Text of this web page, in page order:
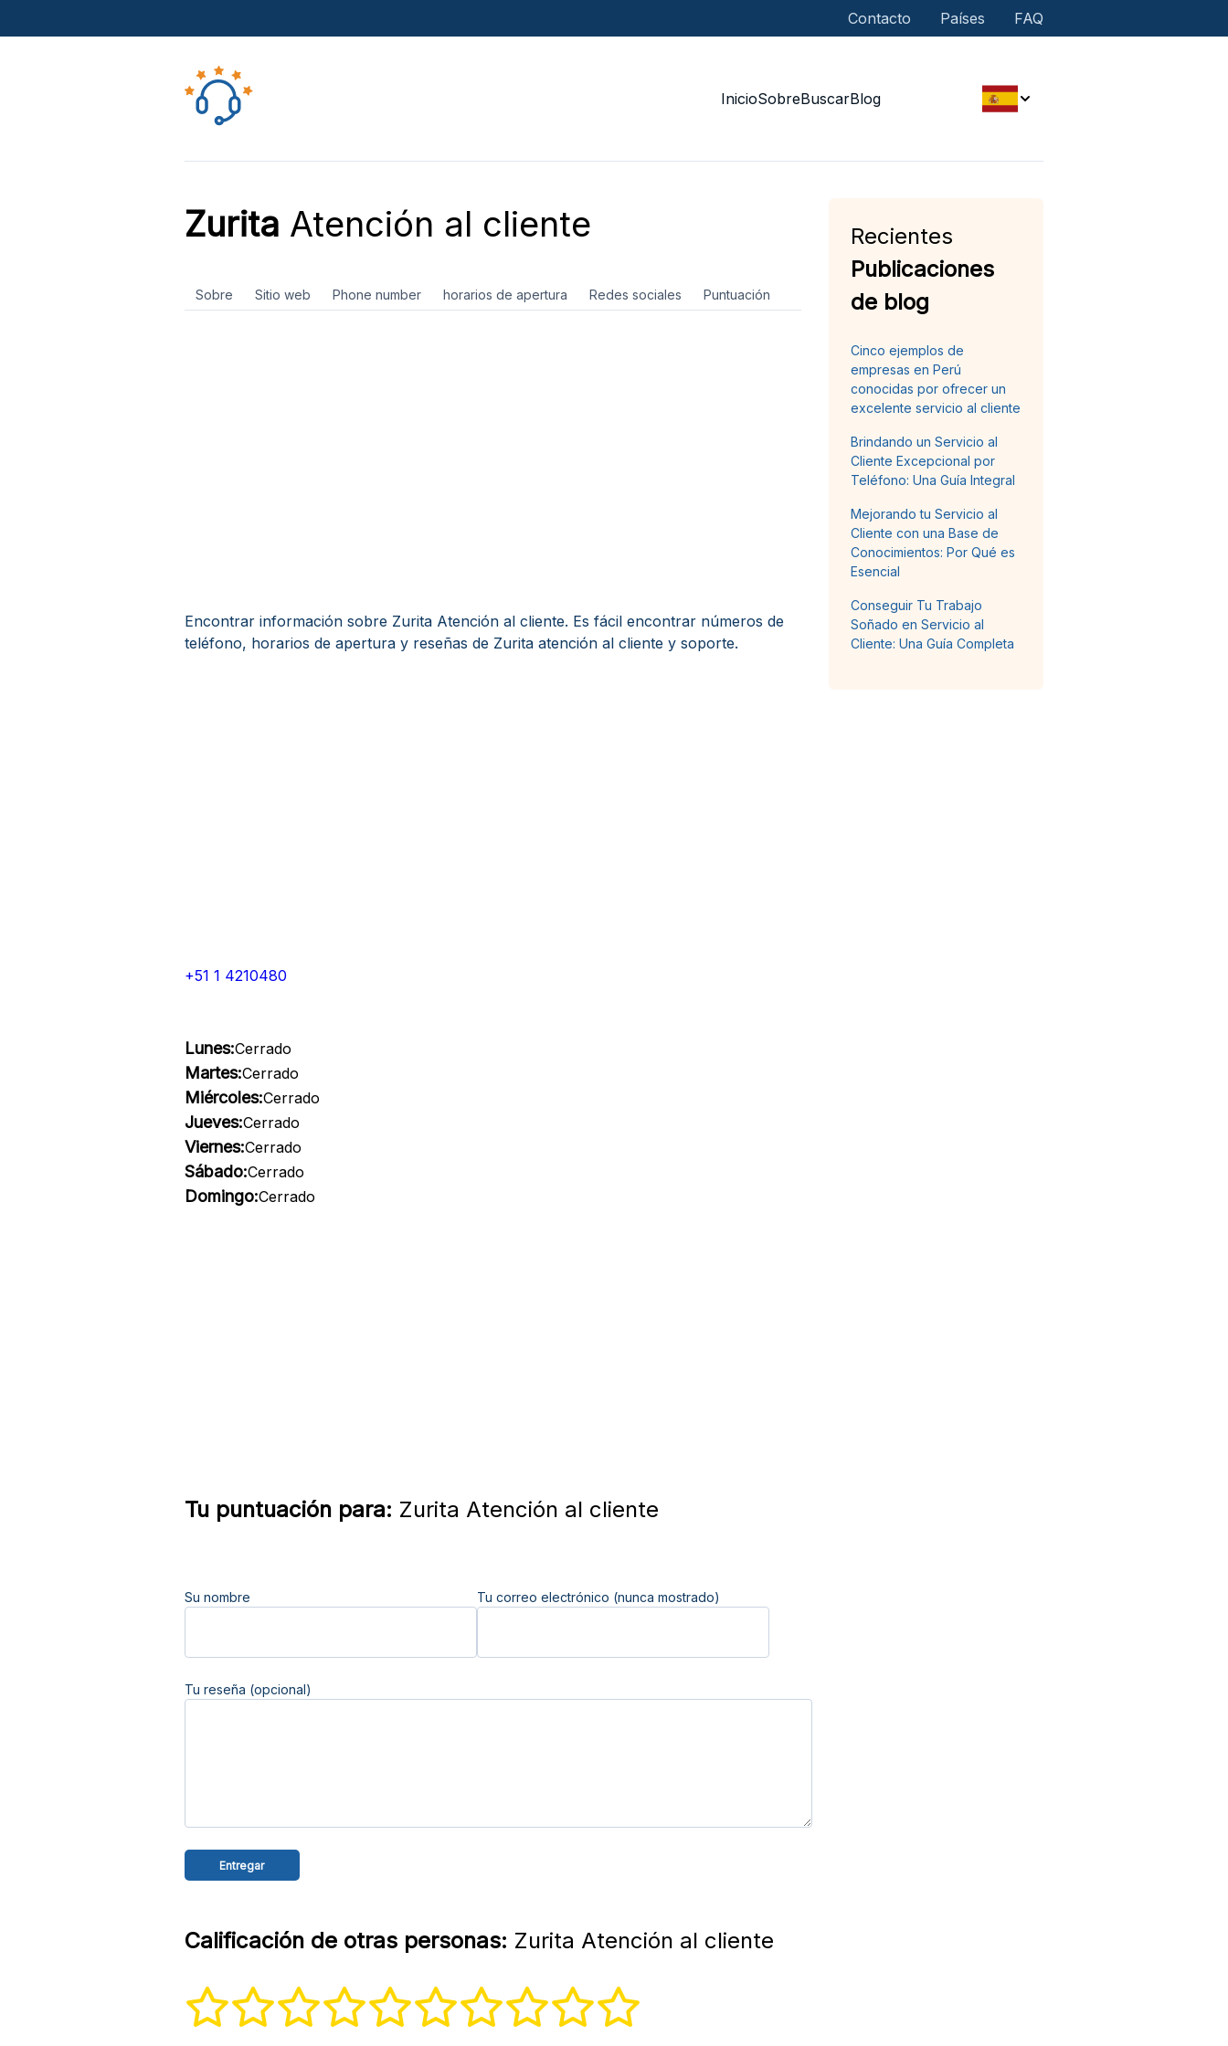
Contacto Países FAQ
InicioSobreBuscarBlog
Zurita Atención al cliente
Sobre Sitio web Phone number horarios de apertura Redes sociales Puntuación
Encontrar información sobre Zurita Atención al cliente. Es fácil encontrar números de
teléfono, horarios de apertura y reseñas de Zurita atención al cliente y soporte.
+51 1 4210480
Lunes:Cerrado
Martes:Cerrado
Miércoles:Cerrado
Jueves:Cerrado
Viernes:Cerrado
Sábado:Cerrado
Domingo:Cerrado
Tu puntuación para: Zurita Atención al cliente
Su nombre Tu correo electrónico (nunca mostrado)
Tu reseña (opcional)
Calificación de otras personas: Zurita Atención al cliente
Recientes
Publicaciones
de blog
Cinco ejemplos de
empresas en Perú
conocidas por ofrecer un
excelente servicio al cliente
Brindando un Servicio al
Cliente Excepcional por
Teléfono: Una Guía Integral
Mejorando tu Servicio al
Cliente con una Base de
Conocimientos: Por Qué es
Esencial
Conseguir Tu Trabajo
Soñado en Servicio al
Cliente: Una Guía Completa